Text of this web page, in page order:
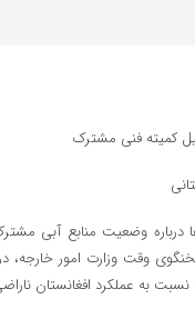
کمیته فنی مشترک
درباره وضعیت منابع آبی
وقت وزارت امور
به عملکرد افغانستان